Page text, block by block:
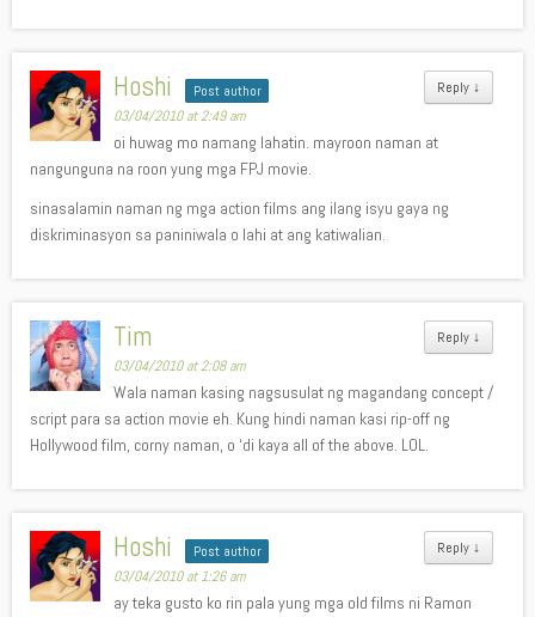
Reply ↓
Hoshi Post author
03/04/2010 at 2:49 am
oi huwag mo namang lahatin. mayroon naman at
nangunguna na roon yung mga FPJ movie.
sinasalamin naman ng mga action films ang ilang isyu gaya ng
diskriminasyon sa paniniwala o lahi at ang katiwalian.
Reply ↓
Tim
03/04/2010 at 2:08 am
Wala naman kasing nagsusulat ng magandang concept /
script para sa action movie eh. Kung hindi naman kasi rip-off ng
Hollywood film, corny naman, o ‘di kaya all of the above. LOL.
Reply ↓
Hoshi Post author
03/04/2010 at 1:26 am
ay teka gusto ko rin pala yung mga old films ni Ramon